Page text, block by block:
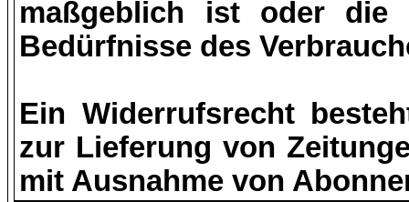
maßgeblich ist oder die
Bedürfnisse des
Ein Widerrufsrecht
zur Lieferung von
mit Ausnahme von